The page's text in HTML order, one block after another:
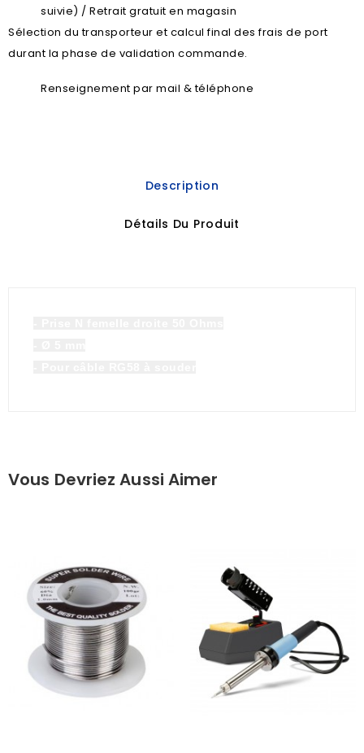
suivie) / Retrait gratuit en magasin
Sélection du transporteur et calcul final des frais de port
durant la phase de validation commande.
Renseignement par mail & téléphone
Description
Détails Du Produit
Vous Devriez Aussi Aimer